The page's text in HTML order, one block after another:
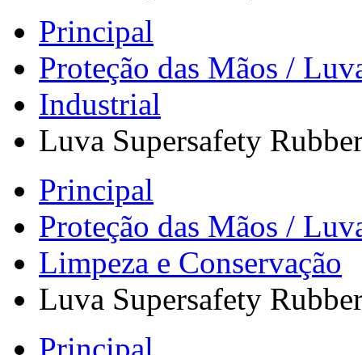
Principal
Proteção das Mãos /
Industrial
Luva Supersafety
Principal
Proteção das Mãos /
Limpeza e Conservação
Luva Supersafety
Principal